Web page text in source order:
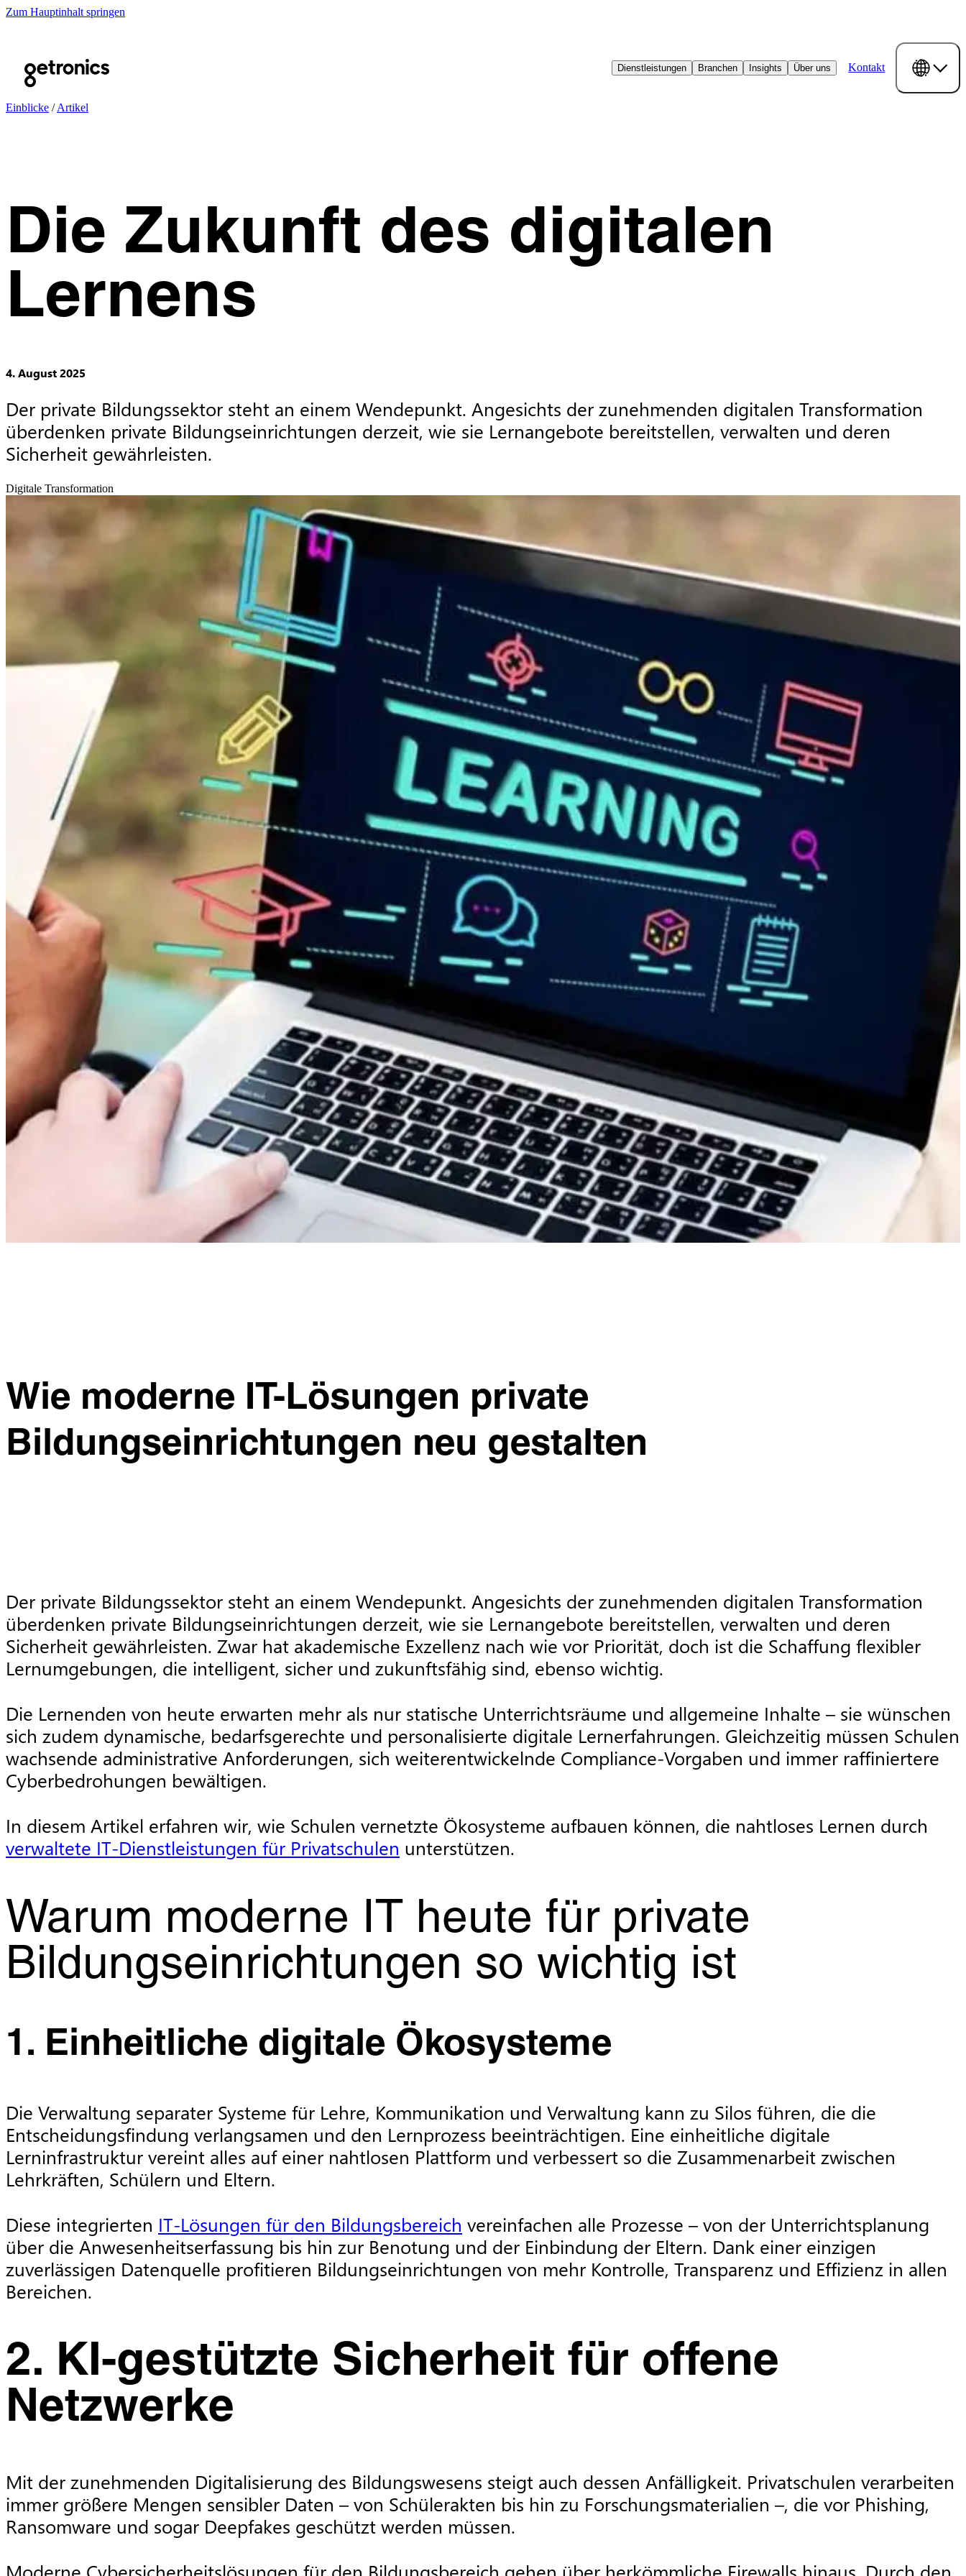
Zum Hauptinhalt springen
Dienstleistungen Branchen Insights Über uns Kontakt
Einblicke /Artikel
Die Zukunft des digitalen
Lernens
4. August 2025
Der private Bildungssektor steht an einem Wendepunkt. Angesichts der zunehmenden digitalen Transformation
überdenken private Bildungseinrichtungen derzeit, wie sie Lernangebote bereitstellen, verwalten und deren
Sicherheit gewährleisten.
Digitale Transformation
Wie moderne IT-Lösungen private
Bildungseinrichtungen neu gestalten
Der private Bildungssektor steht an einem Wendepunkt. Angesichts der zunehmenden digitalen Transformation
überdenken private Bildungseinrichtungen derzeit, wie sie Lernangebote bereitstellen, verwalten und deren
Sicherheit gewährleisten. Zwar hat akademische Exzellenz nach wie vor Priorität, doch ist die Schaffung flexibler
Lernumgebungen, die intelligent, sicher und zukunftsfähig sind, ebenso wichtig.
Die Lernenden von heute erwarten mehr als nur statische Unterrichtsräume und allgemeine Inhalte – sie wünschen
sich zudem dynamische, bedarfsgerechte und personalisierte digitale Lernerfahrungen. Gleichzeitig müssen Schulen
wachsende administrative Anforderungen, sich weiterentwickelnde Compliance-Vorgaben und immer raffiniertere
Cyberbedrohungen bewältigen.
In diesem Artikel erfahren wir, wie Schulen vernetzte Ökosysteme aufbauen können, die nahtloses Lernen durch
verwaltete IT-Dienstleistungen für Privatschulen unterstützen.
Warum moderne IT heute für private
Bildungseinrichtungen so wichtig ist
1. Einheitliche digitale Ökosysteme
Die Verwaltung separater Systeme für Lehre, Kommunikation und Verwaltung kann zu Silos führen, die die
Entscheidungsfindung verlangsamen und den Lernprozess beeinträchtigen. Eine einheitliche digitale
Lerninfrastruktur vereint alles auf einer nahtlosen Plattform und verbessert so die Zusammenarbeit zwischen
Lehrkräften, Schülern und Eltern.
Diese integrierten IT-Lösungen für den Bildungsbereich vereinfachen alle Prozesse – von der Unterrichtsplanung
über die Anwesenheitserfassung bis hin zur Benotung und der Einbindung der Eltern. Dank einer einzigen
zuverlässigen Datenquelle profitieren Bildungseinrichtungen von mehr Kontrolle, Transparenz und Effizienz in allen
Bereichen.
2. KI-gestützte Sicherheit für offene
Netzwerke
Mit der zunehmenden Digitalisierung des Bildungswesens steigt auch dessen Anfälligkeit. Privatschulen verarbeiten
immer größere Mengen sensibler Daten – von Schülerakten bis hin zu Forschungsmaterialien –, die vor Phishing,
Ransomware und sogar Deepfakes geschützt werden müssen.